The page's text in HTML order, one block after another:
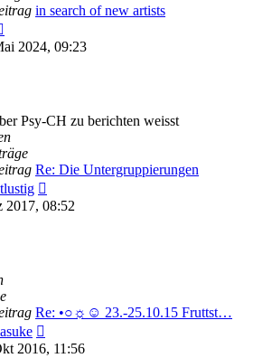
in search of new artists
Beitrag
2024, 09:23
Psy-CH zu berichten weisst
Re: Die Untergruppierungen
Beitrag
2017, 08:52
Re: •○☼☺ 23.-25.10.15 Fruttst…
Beitrag
2016, 11:56